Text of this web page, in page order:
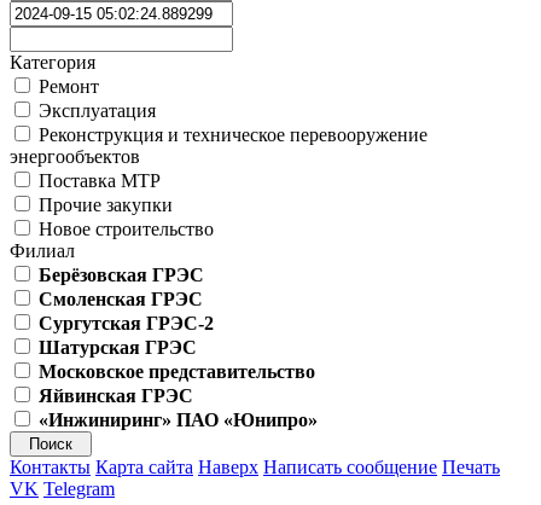
Категория
Ремонт
Эксплуатация
Реконструкция и техническое перевооружение
энергообъектов
Поставка МТР
Прочие закупки
Новое строительство
Филиал
Берёзовская ГРЭС
Смоленская ГРЭС
Сургутская ГРЭС-2
Шатурская ГРЭС
Московское представительство
Яйвинская ГРЭС
«Инжиниринг» ПАО «Юнипро»
Контакты Карта сайта Наверх Написать сообщение Печать
VK Telegram